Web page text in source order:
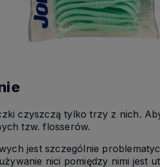
czyszczą tylko trzy z nich.
tzw. flosserów.
jest szczególnie
nici pomiędzy nimi jest